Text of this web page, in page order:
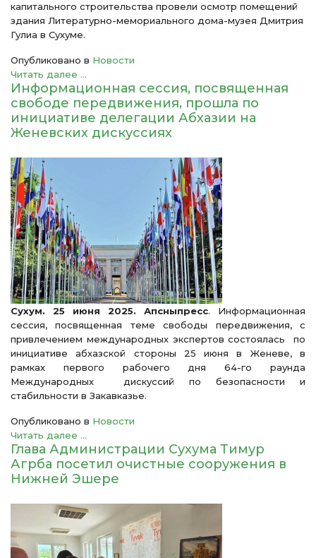
капитального строительства провели осмотр помещений
здания Литературно-мемориального дома-музея Дмитрия
Гулиа в Сухуме.
Опубликовано в Новости
Читать далее ...
Информационная сессия, посвященная
свободе передвижения, прошла по
инициативе делегации Абхазии на
Женевских дискуссиях
Сухум. 25 июня 2025. Апсныпресс. Информационная
сессия, посвященная теме свободы передвижения, с
привлечением международных экспертов состоялась по
инициативе абхазской стороны 25 июня в Женеве, в
рамках первого рабочего дня 64-го раунда
Международных дискуссий по безопасности и
стабильности в Закавказье.
Опубликовано в Новости
Читать далее ...
Глава Администрации Сухума Тимур
Агрба посетил очистные сооружения в
Нижней Эшере